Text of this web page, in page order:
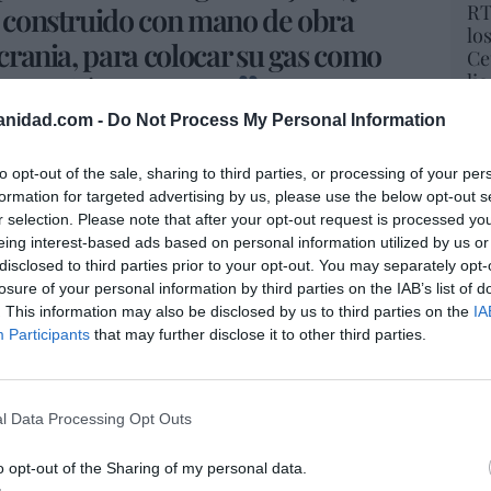
- Do Not Process My Personal Information
opt-out of the sale, sharing to third parties, or processing of your
for targeted advertising by us, please use the below opt-out
selection. Please note that after your opt-out request is processed
interest-based ads based on personal information utilized by us
to third parties prior to your opt-out. You may separately
of your personal information by third parties on the IAB’s list of
This information may also be disclosed by us to third parties on the
Participants that may further disclose it to other third parties.
Data Processing Opt Outs
opt-out of the Sharing of my personal data.
con mano de obra
para colocar su gas como
un altísimo precio
anuncia, dadivoso, nuevas inversiones. Ojo,
financieras, como la de Iberdrola oIAG.
que se coloca en empresas que ya
de cromos que nada tiene de
en los accionariados de quien los ha
ciertamente, atraer todo tipo de inversiones
quien está haciendo buenos negocios, si no
rentabilizar sus petrodólares... pues
el lomo.
desaprovechan la desgracia ajena. Ya
con mano de obra esclava
tiene la tercera mayor reserva del mundo
tu